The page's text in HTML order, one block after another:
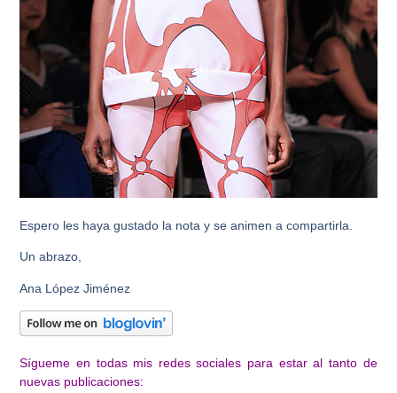
Espero les haya gustado la nota y se animen a compartirla.
Un abrazo,
Ana López Jiménez
Sígueme en todas mis redes sociales para estar al tanto de
nuevas publicaciones: